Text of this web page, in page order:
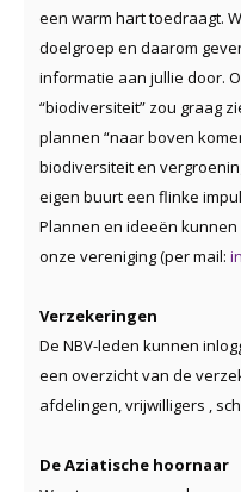
een warm hart toedraagt.
doelgroep en daarom
informatie aan jullie door.
“biodiversiteit” zou graag
plannen “naar boven
biodiversiteit en
eigen buurt een flinke
Plannen en ideeën
onze vereniging (per mail:
Verzekeringen
De NBV-leden kunnen
een overzicht van de
afdelingen, vrijwilligers ,
De Aziatische hoornaar